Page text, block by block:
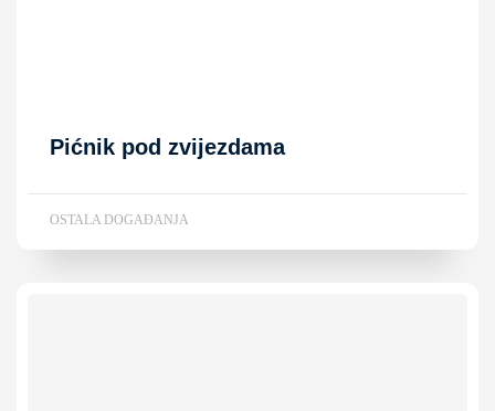
Pićnik pod zvijezdama
OSTALA DOGAĐANJA